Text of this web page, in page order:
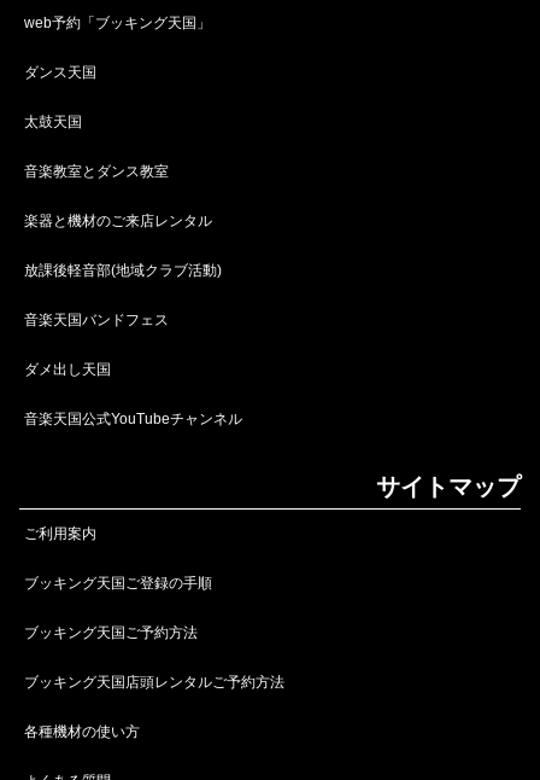
web予約「ブッキング天国」
ダンス天国
太鼓天国
音楽教室とダンス教室
楽器と機材のご来店レンタル
放課後軽音部(地域クラブ活動)
音楽天国バンドフェス
ダメ出し天国
音楽天国公式YouTubeチャンネル
サイトマップ
ご利用案内
ブッキング天国ご登録の手順
ブッキング天国ご予約方法
ブッキング天国店頭レンタルご予約方法
各種機材の使い方